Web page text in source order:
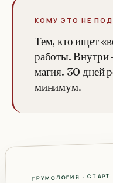
КОМУ ЭТО НЕ
Тем, кто ищет
работы. Внутри
магия. 30 дней
минимум.
ГРУМОЛОГИЯ · СТАРТ